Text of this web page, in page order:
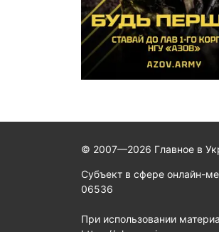
© 2007—2026 Главное в
Субъект в сфере онлайн-
06536
При использовании